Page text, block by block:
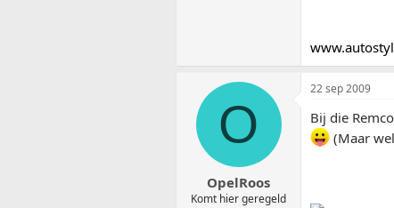
O
OpelRoos
Komt hier geregeld
22 sep 2009
Bij die
(Maar